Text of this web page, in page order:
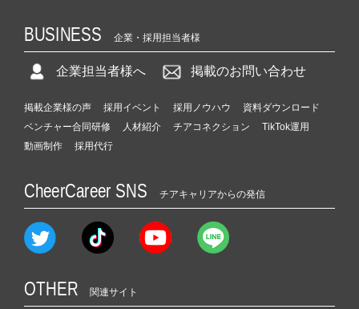
BUSINESS 企業・採用担当者様
企業担当者様へ 掲載のお問い合わせ
掲載企業様の声 採用イベント 採用ノウハウ
資料ダウンロード
ベンチャー合同研修
人材紹介 チアコネクション
TikTok運用
動画制作
採用代行
CheerCareer SNS チアキャリアからの発信
OTHER 関連サイト